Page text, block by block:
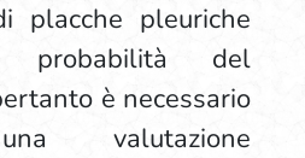
placche pleuriche
probabilità del
è necessario
valutazione